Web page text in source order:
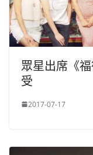
眾星出席《
受
2017-07-17